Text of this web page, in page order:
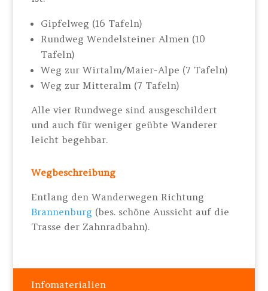
Gipfelweg (16 Tafeln)
Rundweg Wendelsteiner Almen (10
Tafeln)
Weg zur Wirtalm/Maier-Alpe (7 Tafeln)
Weg zur Mitteralm (7 Tafeln)
Alle vier Rundwege sind ausgeschildert
und auch für weniger geübte Wanderer
leicht begehbar.
Wegbeschreibung
Entlang den Wanderwegen Richtung
Brannenburg (bes. schöne Aussicht auf die
Trasse der Zahnradbahn).
Infomaterialien